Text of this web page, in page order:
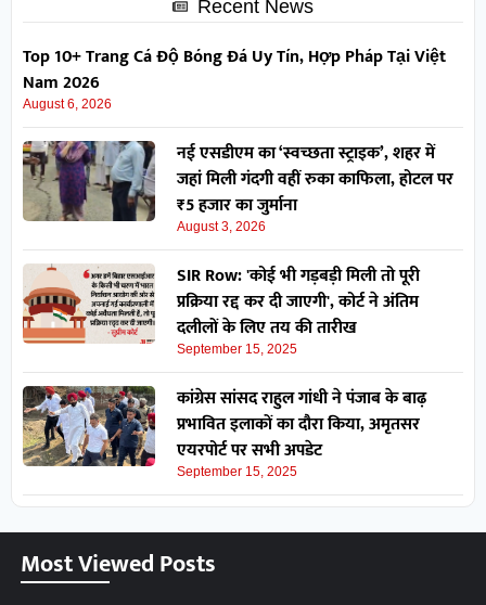
Recent News
Top 10+ Trang Cá Độ Bóng Đá Uy Tín, Hợp Pháp Tại Việt
Nam 2026
August 6, 2026
नई एसडीएम का ‘स्वच्छता स्ट्राइक’, शहर में
जहां मिली गंदगी वहीं रुका काफिला, होटल पर
₹5 हजार का जुर्माना
August 3, 2026
SIR Row: 'कोई भी गड़बड़ी मिली तो पूरी
प्रक्रिया रद्द कर दी जाएगी', कोर्ट ने अंतिम
दलीलों के लिए तय की तारीख
September 15, 2025
कांग्रेस सांसद राहुल गांधी ने पंजाब के बाढ़
प्रभावित इलाकों का दौरा किया, अमृतसर
एयरपोर्ट पर सभी अपडेट
September 15, 2025
Most Viewed Posts